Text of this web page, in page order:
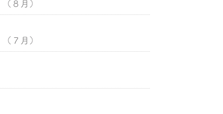
８月）
７月）